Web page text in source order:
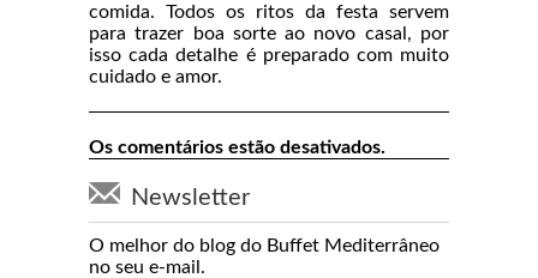
comida. Todos os ritos da festa servem
para trazer boa sorte ao novo casal, por
isso cada detalhe é preparado com muito
cuidado e amor.
Os comentários estão desativados.
Newsletter
O melhor do blog do Buffet Mediterrâneo
no seu e-mail.